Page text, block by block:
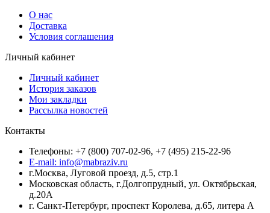
О нас
Доставка
Условия соглашения
Личный кабинет
Личный кабинет
История заказов
Мои закладки
Рассылка новостей
Контакты
Телефоны: +7 (800) 707-02-96, +7 (495) 215-22-96
E-mail: info@mabraziv.ru
г.Москва, Луговой проезд, д.5, стр.1
Московская область, г.Долгопрудный, ул. Октябрьская,
д.20А
г. Санкт-Петербург, проспект Королева, д.65, литера А